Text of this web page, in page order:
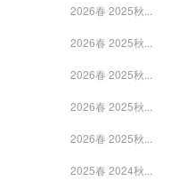
2026春 2025秋...
2026春 2025秋...
2026春 2025秋...
2026春 2025秋...
2026春 2025秋...
2025春 2024秋...